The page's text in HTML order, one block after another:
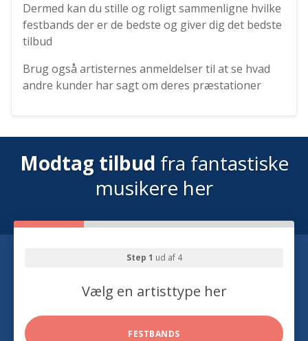
Dermed kan du stille og roligt sammenligne hvilke
festbands der er de bedste og giver dig det bedste
tilbud
Brug også artisternes anmeldelser til at se hvad
andre kunder har sagt om deres præstationer
Modtag tilbud fra fantastiske
musikere her
Step 1 ud af 4
Vælg en artisttype her
FESTBANDS